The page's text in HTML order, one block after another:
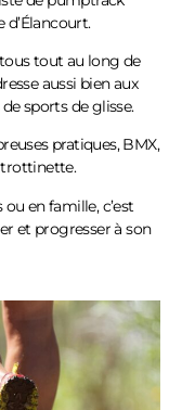
d’Élancourt.
tout au long de
aussi bien aux
sports de glisse.
pratiques, BMX,
trottinette.
en famille, c’est
et progresser à son